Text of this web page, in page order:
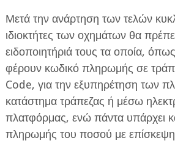
ΕΦΗΜΕΡΙΔΑ Η ΠΑΡΓΑ
ΠΛΗΡΟΦΟΡΙΕΣ
Μετά την ανάρτηση των τελών
ιδιοκτήτες των οχημάτων θα
ειδοποιητήριά τους τα οποία,
φέρουν κωδικό πληρωμής σε
Code, για την εξυπηρέτηση των
κατάστημα τράπεζας ή μέσω
πλατφόρμας, ενώ πάντα υπάρχει
πληρωμής του ποσού με